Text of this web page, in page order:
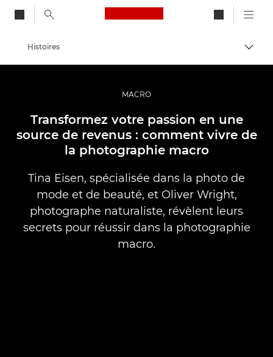
Canon Logo, back to
Vidéo et photographie professionnelles
Histoires
MACRO
Transformez votre passion en une
source de revenus : comment vivre de
la photographie macro
Tina Eisen, spécialisée dans la photo de
mode et de beauté, et Oliver Wright,
photographe naturaliste, révèlent leurs
secrets pour réussir dans la photographie
macro.